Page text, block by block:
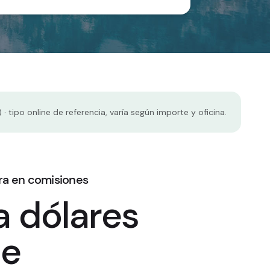
tipo online de referencia, varía según importe y oficina.
en comisiones
dólares